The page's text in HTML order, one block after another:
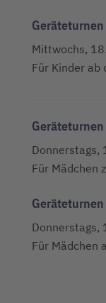
Mittwochs,
Für Kinder ab
Donnerstags,
Für Mädchen
Donnerstags,
Für Mädchen